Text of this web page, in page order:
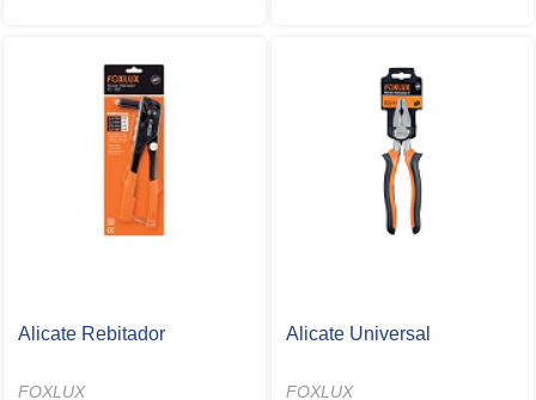
Alicate Rebitador
FOXLUX
Alicate Universal
FOXLUX